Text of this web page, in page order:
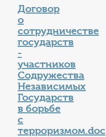
Договор
о
сотрудничестве
государств
-
участников
Содружества
Независимых
Государств
в борьбе
с
терроризмом.doc